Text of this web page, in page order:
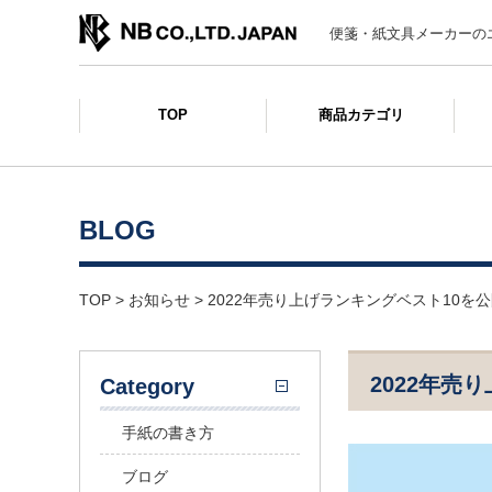
便箋・紙文具メーカーの
TOP 商品カテゴリ
BLOG
TOP > お知らせ > 2022年売り上げランキングベスト10を
2022年売り
Category
手紙の書き方
ブログ